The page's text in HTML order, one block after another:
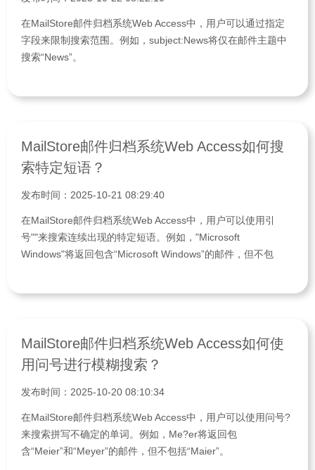
在MailStore邮件归档系统Web Access中，用户可以通过指定
字段来限制搜索范围。例如，subject:News将仅在邮件主题中
搜索“News”。
MailStore邮件归档系统Web Access如何搜
索特定短语？
发布时间：2025-10-21 08:29:40
在MailStore邮件归档系统Web Access中，用户可以使用引
号""来搜索连续出现的特定短语。例如，"Microsoft
Windows"将返回包含“Microsoft Windows”的邮件，但不包
MailStore邮件归档系统Web Access如何使
用问号进行模糊搜索？
发布时间：2025-10-20 08:10:34
在MailStore邮件归档系统Web Access中，用户可以使用问号?
来搜索拼写不确定的单词。例如，Me?er将返回包
含“Meier”和“Meyer”的邮件，但不包括“Maier”。